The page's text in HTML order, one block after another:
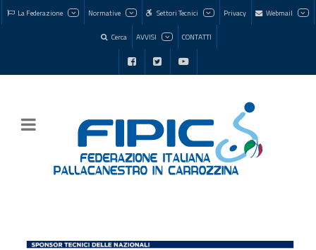
La Federazione Normative Settori Tecnici Privacy Webmail
Cerca AVVISI CONTATTI